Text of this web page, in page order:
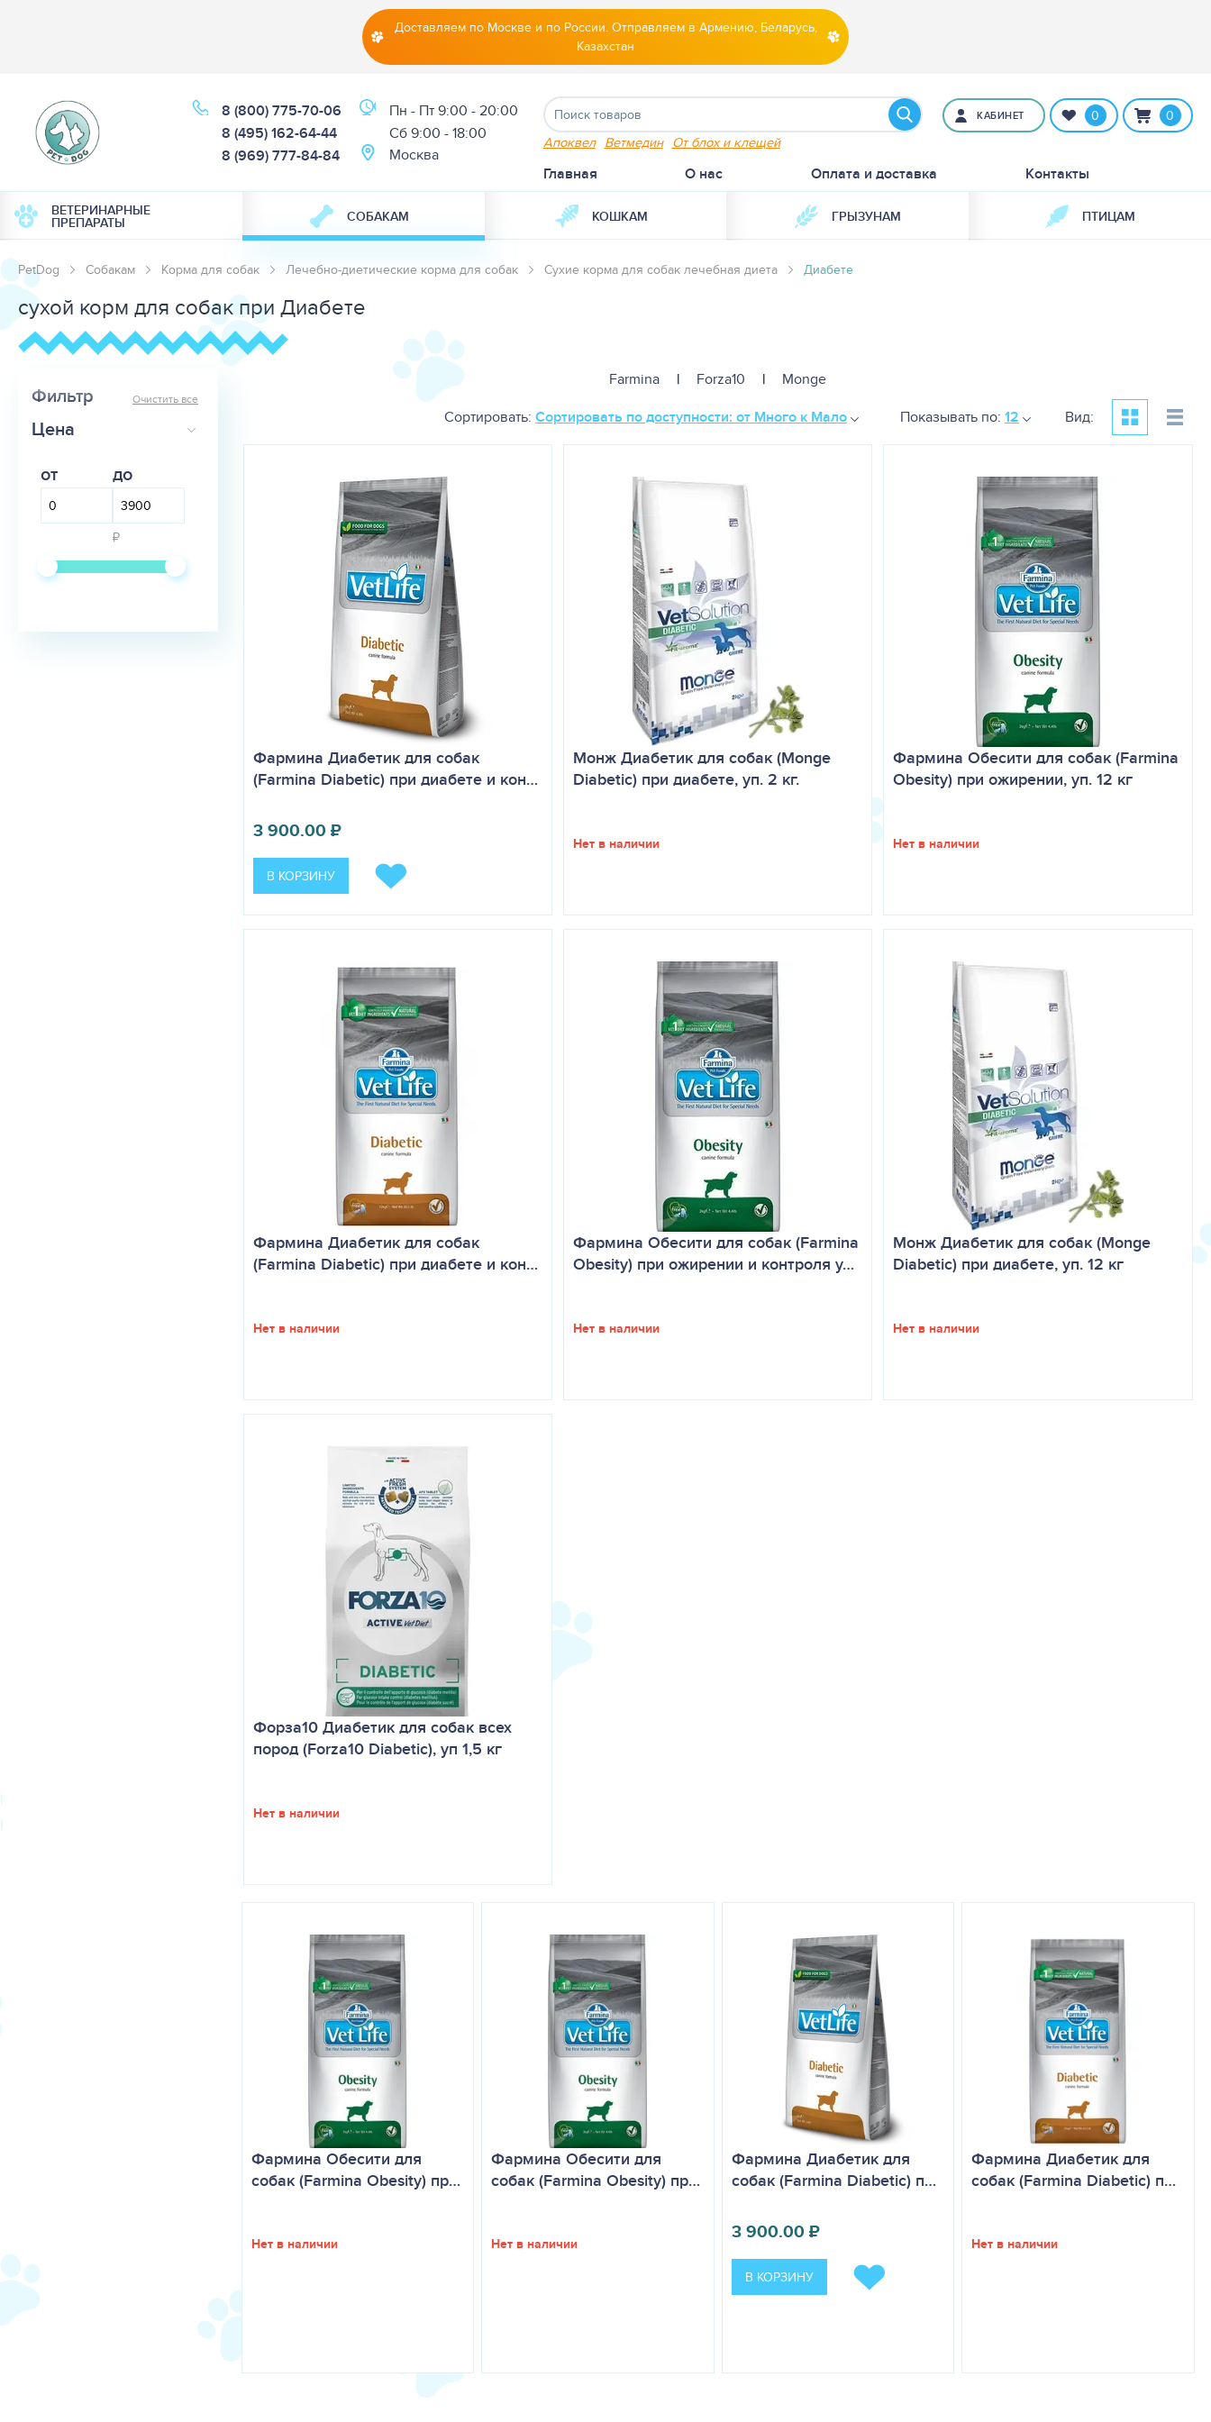
Доставляем по Москве и по России. Отправляем в Армению, Беларусь,
Казахстан
8 (800) 775-70-06
8 (495) 162-64-44
8 (969) 777-84-84
Пн - Пт 9:00 - 20:00
Cб 9:00 - 18:00
Москва
Апоквел Ветмедин От блох и клещей
КАБИНЕТ 0 0
Главная О нас Оплата и доставка Контакты
ВЕТЕРИНАРНЫЕ
ПРЕПАРАТЫ СОБАКАМ КОШКАМ ГРЫЗУНАМ ПТИЦАМ
PetDog Собакам Корма для собак Лечебно-диетические корма для собак Сухие корма для собак лечебная диета Диабете
сухой корм для собак при Диабете
Фильтр Очистить все
Цена
от
до
₽
Farmina | Forza10 |
Monge
Сортировать: Сортировать по доступности: от Много к Мало Показывать по: 12 Вид:
Фармина Диабетик для собак
(Farmina Diabetic) при диабете и кон…
3 900.00₽
В КОРЗИНУ
Монж Диабетик для собак (Monge
Diabetic) при диабете, уп. 2 кг.
Нет в наличии
Фармина Обесити для собак (Farmina
Obesity) при ожирении, уп. 12 кг
Нет в наличии
Фармина Диабетик для собак
(Farmina Diabetic) при диабете и кон…
Нет в наличии
Фармина Обесити для собак (Farmina
Obesity) при ожирении и контроля у…
Нет в наличии
Монж Диабетик для собак (Monge
Diabetic) при диабете, уп. 12 кг
Нет в наличии
Форза10 Диабетик для собак всех
пород (Forza10 Diabetic), уп 1,5 кг
Нет в наличии
Фармина Обесити для
собак (Farmina Obesity) пр…
Нет в наличии
Фармина Обесити для
собак (Farmina Obesity) пр…
Нет в наличии
Фармина Диабетик для
собак (Farmina Diabetic) п…
3 900.00₽
В КОРЗИНУ
Фармина Диабетик для
собак (Farmina Diabetic) п…
Нет в наличии